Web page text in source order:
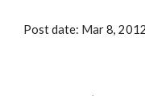
Post date: Mar 8,